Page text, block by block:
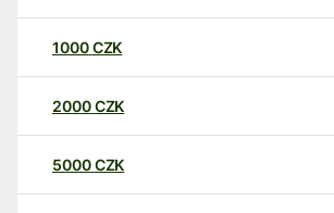
1000CZK
2000CZK
5000CZK